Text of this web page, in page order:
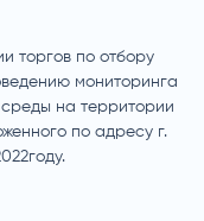
торгов по отбору
мониторинга
на территории
по адресу г.